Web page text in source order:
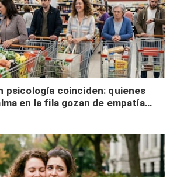
psicología coinciden: quienes
en la fila gozan de empatía
y no solo tienen autocontrol